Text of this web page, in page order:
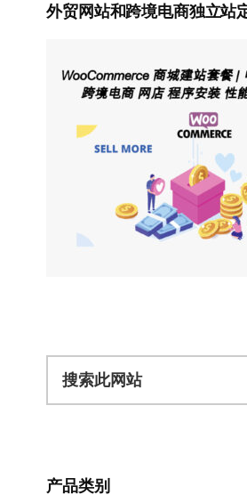
外贸网站和跨境电商独立站
产品类别